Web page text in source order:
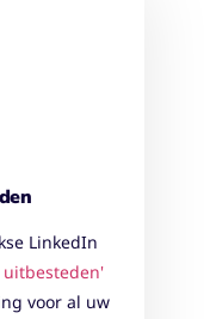
LinkedIn
uitbesteden'
voor al uw